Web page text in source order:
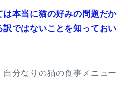
は本当に猫の好みの問題だか
訳ではないことを知っておい
分なりの猫の食事メニュー